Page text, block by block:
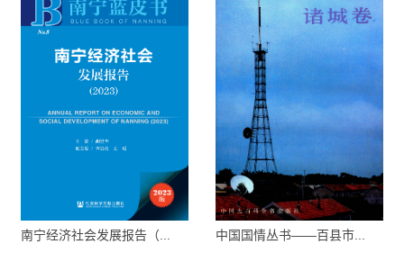
南宁经济社会发展报告（... 中国国情丛书——百县市...